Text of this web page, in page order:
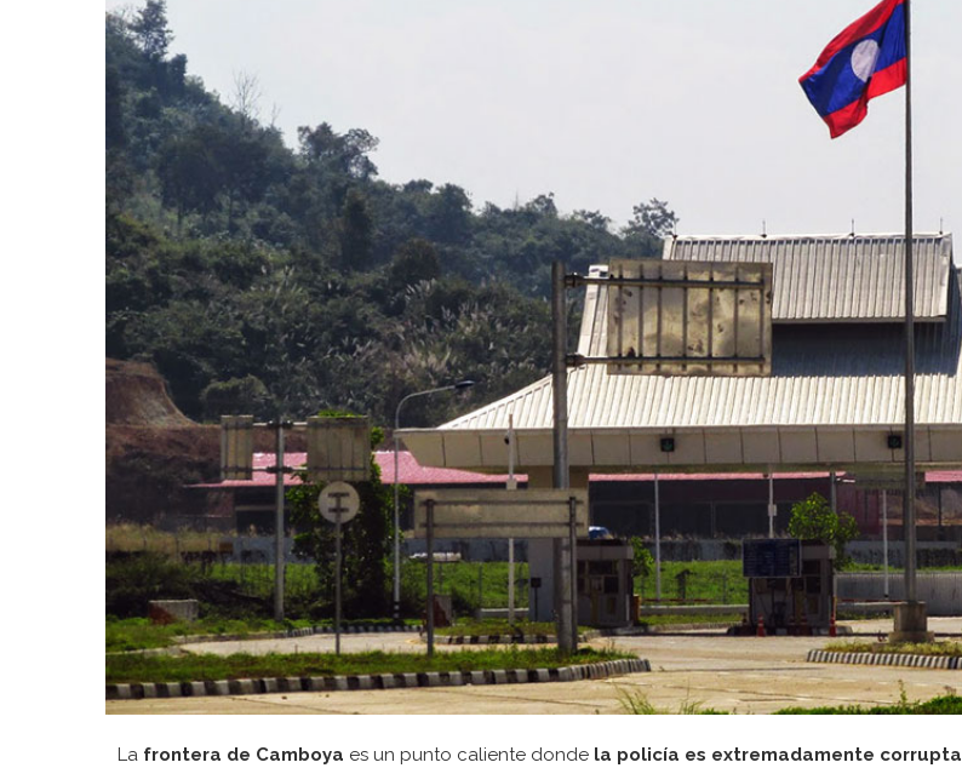
La frontera de Camboya es un punto caliente donde la policía es extremadamente corrupta